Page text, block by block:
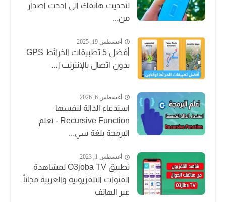
لتحديث هاتفك الى احدث اصدار
من...
أغسطس 19, 2025
أفضل 5 تطبيقات الخرائط GPS
بدون اتصال بالإنترنت [...
أغسطس 6, 2026
استدعاء الدالة لنفسها
Recursive Function - تعلم
البرمجة بلغة سي...
أغسطس 1, 2023
تطبيق O3joba TV لمشاهدة
القنوات التلفزيونية والعربية مجاناً
عبر الهاتف